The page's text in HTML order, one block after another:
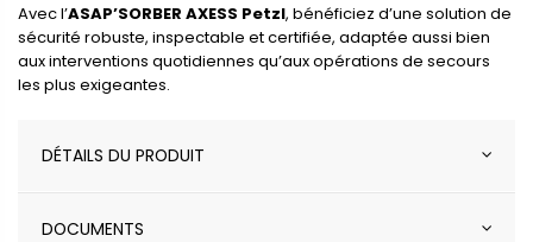
Avec l’ASAP’SORBER AXESS Petzl, bénéficiez d’une solution de
sécurité robuste, inspectable et certifiée, adaptée aussi bien
aux interventions quotidiennes qu’aux opérations de secours
les plus exigeantes.
DÉTAILS DU PRODUIT
DOCUMENTS